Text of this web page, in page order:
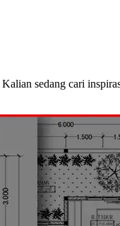
sedang cari inspirasi